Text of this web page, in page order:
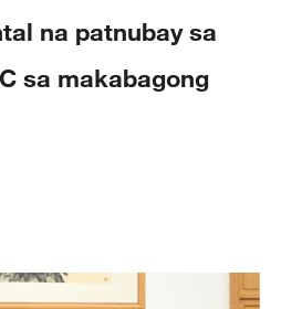
na patnubay sa
sa makabagong